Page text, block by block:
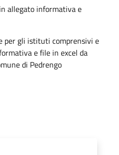
allegato informativa e
per gli istituti comprensivi e
e file in excel da
di Pedrengo